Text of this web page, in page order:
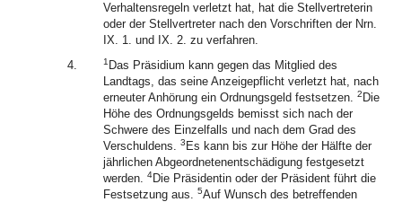
Verhaltensregeln verletzt hat, hat die Stellvertreterin
oder der Stellvertreter nach den Vorschriften der Nrn.
IX. 1. und IX. 2. zu verfahren.
4.
1 Das Präsidium kann gegen das Mitglied des
Landtags, das seine Anzeigepflicht verletzt hat, nach
erneuter Anhörung ein Ordnungsgeld festsetzen. 2 Die
Höhe des Ordnungsgelds bemisst sich nach der
Schwere des Einzelfalls und nach dem Grad des
Verschuldens. 3 Es kann bis zur Höhe der Hälfte der
jährlichen Abgeordnetenentschädigung festgesetzt
werden. 4Die Präsidentin oder der Präsident führt die
Festsetzung aus. 5Auf Wunsch des betreffenden